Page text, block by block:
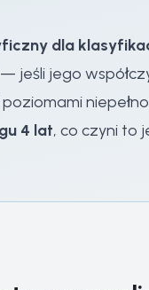
dla
jego
4 lat, co czyni to